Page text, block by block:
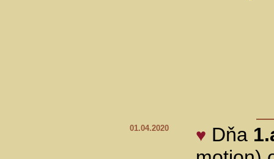
01.04.2020 ♥ Dňa